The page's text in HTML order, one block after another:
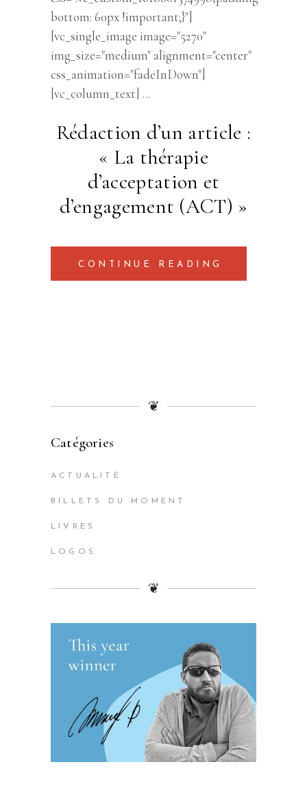
bottom: 60px !important;}"]
[vc_single_image image="5270"
img_size="medium" alignment="center"
css_animation="fadeInDown"]
[vc_column_text]
Rédaction d’un article :
« La thérapie
d’acceptation et
d’engagement (ACT) »
CONTINUE READING
❦
Catégories
ACTUALITÉ
BILLETS DU MOMENT
LIVRES
LOGOS
❦